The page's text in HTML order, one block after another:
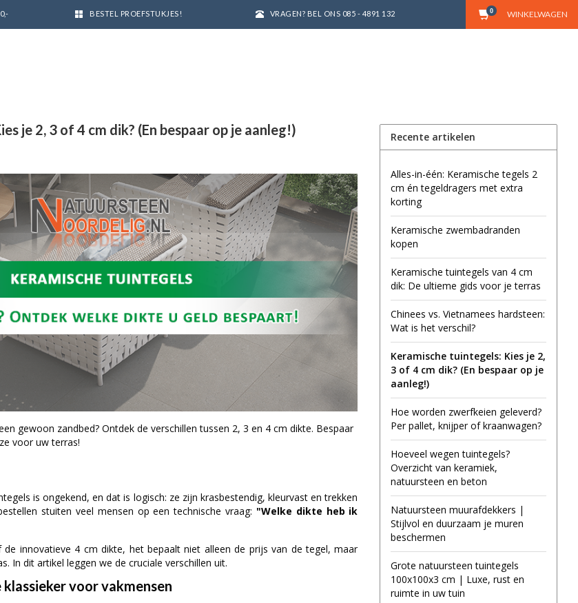
BESTEL PROEFSTUKJES! VRAGEN? BEL ONS 085 - 4891 132 WINKELWAGEN
0
je 2, 3 of 4 cm dik? (En bespaar op je aanleg!)
gewoon zandbed? Ontdek de verschillen tussen 2, 3 en 4 cm dikte. Bespaar
voor uw terras!
is ongekend, en dat is logisch: ze zijn krasbestendig, kleurvast en trekken
stuiten veel mensen op een technische vraag: "Welke dikte heb ik
innovatieve 4 cm dikte, het bepaalt niet alleen de prijs van de tegel, maar
In dit artikel leggen we de cruciale verschillen uit.
klassieker voor vakmensen
Recente artikelen
Alles-in-één: Keramische tegels 2
cm én tegeldragers met extra
korting
Keramische zwembadranden
kopen
Keramische tuintegels van 4 cm
dik: De ultieme gids voor je terras
Chinees vs. Vietnamees hardsteen:
Wat is het verschil?
Keramische tuintegels: Kies je 2,
3 of 4 cm dik? (En bespaar op je
aanleg!)
Hoe worden zwerfkeien geleverd?
Per pallet, knijper of kraanwagen?
Hoeveel wegen tuintegels?
Overzicht van keramiek,
natuursteen en beton
Natuursteen muurafdekkers |
Stijlvol en duurzaam je muren
beschermen
Grote natuursteen tuintegels
100x100x3 cm | Luxe, rust en
ruimte in uw tuin